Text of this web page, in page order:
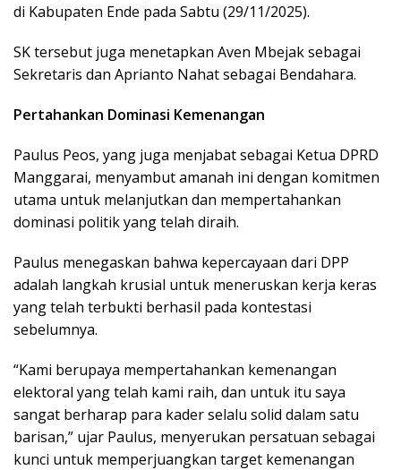
di Kabupaten Ende pada Sabtu (29/11/2025).
SK tersebut juga menetapkan Aven Mbejak sebagai
Sekretaris dan Aprianto Nahat sebagai Bendahara.
Pertahankan Dominasi Kemenangan
Paulus Peos, yang juga menjabat sebagai Ketua DPRD
Manggarai, menyambut amanah ini dengan komitmen
utama untuk melanjutkan dan mempertahankan
dominasi politik yang telah diraih.
Paulus menegaskan bahwa kepercayaan dari DPP
adalah langkah krusial untuk meneruskan kerja keras
yang telah terbukti berhasil pada kontestasi
sebelumnya.
“Kami berupaya mempertahankan kemenangan
elektoral yang telah kami raih, dan untuk itu saya
sangat berharap para kader selalu solid dalam satu
barisan,” ujar Paulus, menyerukan persatuan sebagai
kunci untuk memperjuangkan target kemenangan